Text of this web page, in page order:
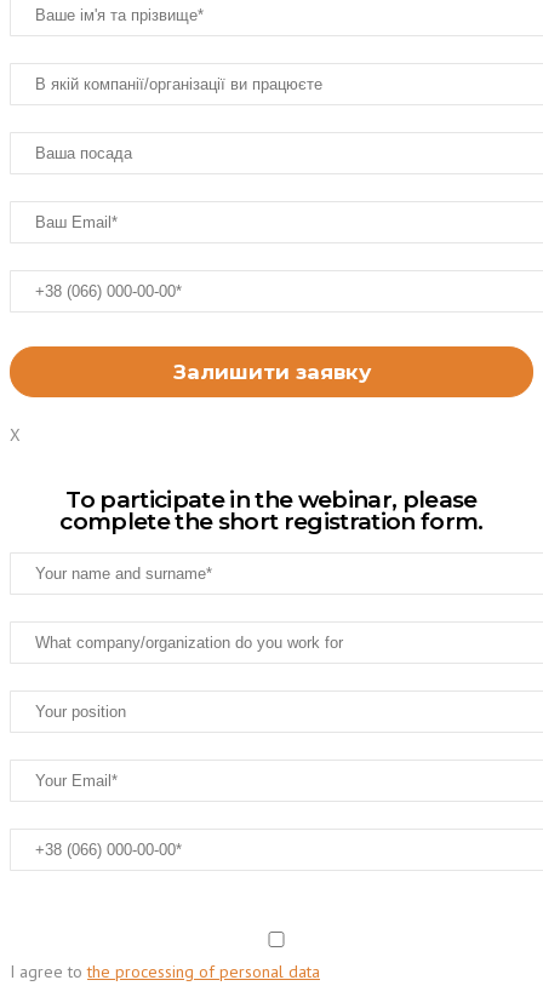
X
To participate in the webinar, please
complete the short registration form.
I agree tothe processing of personal data